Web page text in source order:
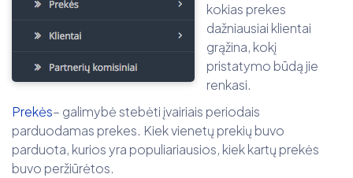
kokias prekes
dažniausiai klientai
grąžina, kokį
pristatymo būdą jie
renkasi.
Prekės– galimybė stebėti įvairiais periodais
parduodamas prekes. Kiek vienetų prekių buvo
parduota, kurios yra populiariausios, kiek kartų prekės
buvo peržiūrėtos.